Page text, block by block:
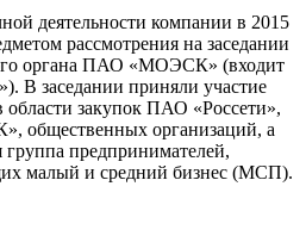
деятельности компании в 2015
рассмотрения на заседании
органа ПАО «МОЭСК» (входит
В заседании приняли участие
области закупок ПАО «Россети»,
организаций, а
группа предпринимателей,
малый и средний бизнес (МСП).